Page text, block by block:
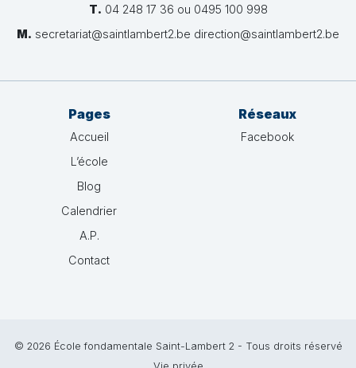
T. 04 248 17 36 ou 0495 100 998
M. secretariat@saintlambert2.be direction@saintlambert2.be
Pages
Accueil
L’école
Blog
Calendrier
A.P.
Contact
Réseaux
Facebook
© 2026 École fondamentale Saint-Lambert 2 - Tous droits réservé